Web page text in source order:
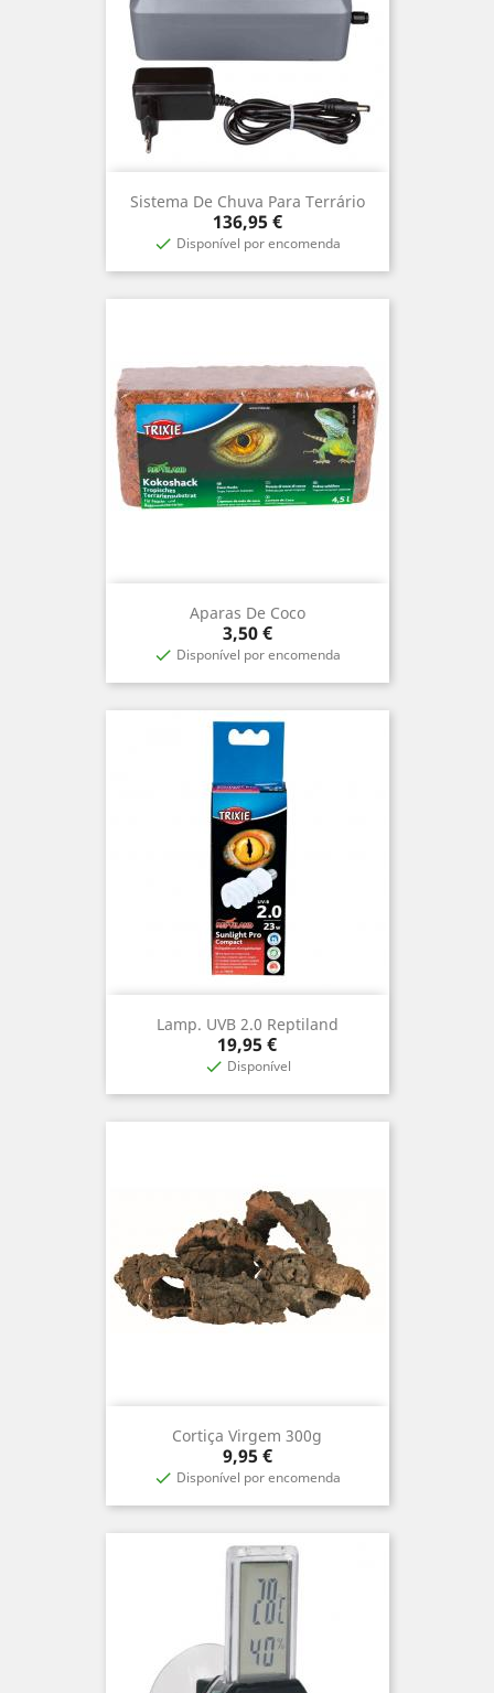
Sistema De Chuva Para Terrário
Preço
136,95 €
 Disponível por encomenda
Aparas De Coco
Preço
3,50 €
 Disponível por encomenda
Lamp. UVB 2.0 Reptiland
Preço
19,95 €
 Disponível
Cortiça Virgem 300g
Preço
9,95 €
 Disponível por encomenda